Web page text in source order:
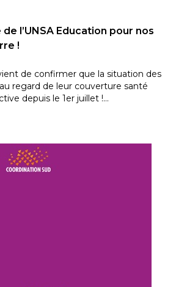
l’UNSA Education pour nos
!
de confirmer que la situation des
regard de leur couverture santé
depuis le 1er juillet !…